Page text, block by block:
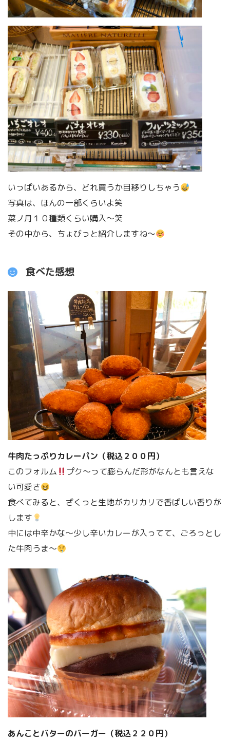
いっぱいあるから、どれ買うか目移りしちゃう
写真は、ほんの一部くらいよ笑
菜ノ月１０種類くらい購入〜笑
その中から、ちょびっと紹介しますね〜
食べた感想
牛肉たっぷりカレーパン（税込２００円）
このフォルム
プク〜って膨らんだ形がなんとも言えな
い可愛さ
食べてみると、ざくっと生地がカリカリで香ばしい香りが
します
中には中辛かな〜少し辛いカレーが入ってて、ごろっとし
た牛肉うま〜
あんことバターのバーガー（税込２２０円）